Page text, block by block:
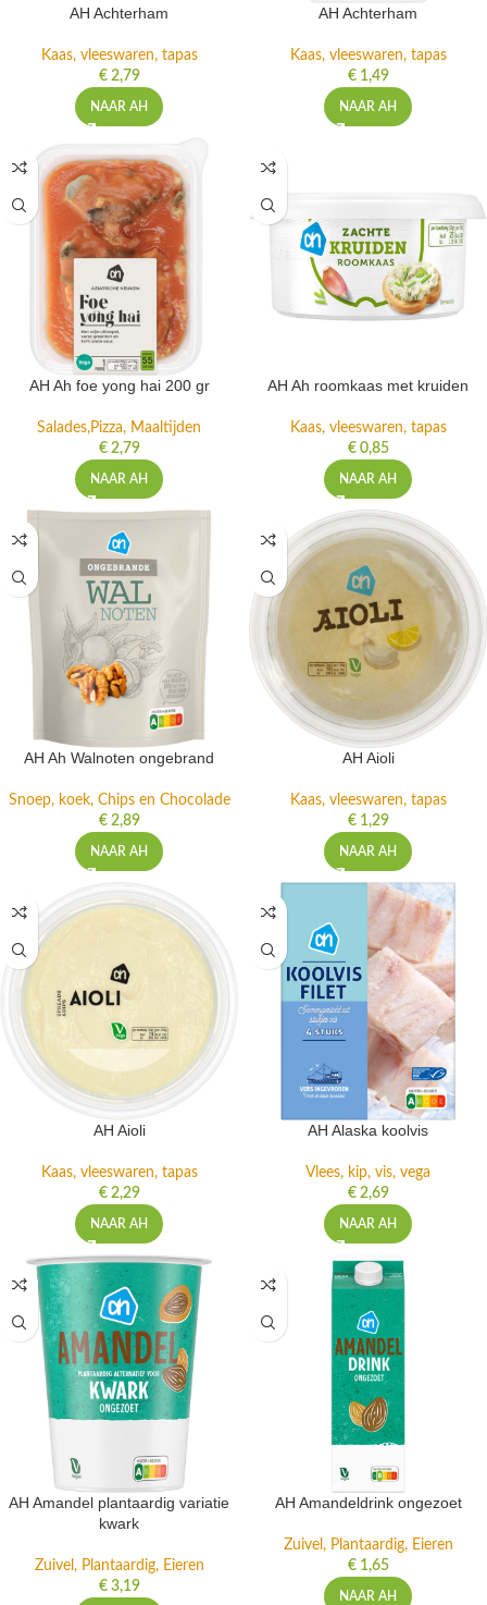
AH Achterham
Kaas, vleeswaren, tapas
€2,79
NAAR AH
AH Achterham
Kaas, vleeswaren, tapas
€1,49
NAAR AH
AH Ah foe yong hai 200 gr
Salades,Pizza, Maaltijden
€2,79
NAAR AH
AH Ah roomkaas met kruiden
Kaas, vleeswaren, tapas
€0,85
NAAR AH
AH Ah Walnoten ongebrand
Snoep, koek, Chips en Chocolade
€2,89
NAAR AH
AH Aioli
Kaas, vleeswaren, tapas
€1,29
NAAR AH
AH Aioli
Kaas, vleeswaren, tapas
€2,29
NAAR AH
AH Alaska koolvis
Vlees, kip, vis, vega
€2,69
NAAR AH
AH Amandel plantaardig variatie
kwark
Zuivel, Plantaardig, Eieren
€3,19
AH Amandeldrink ongezoet
Zuivel, Plantaardig, Eieren
€1,65
NAAR AH